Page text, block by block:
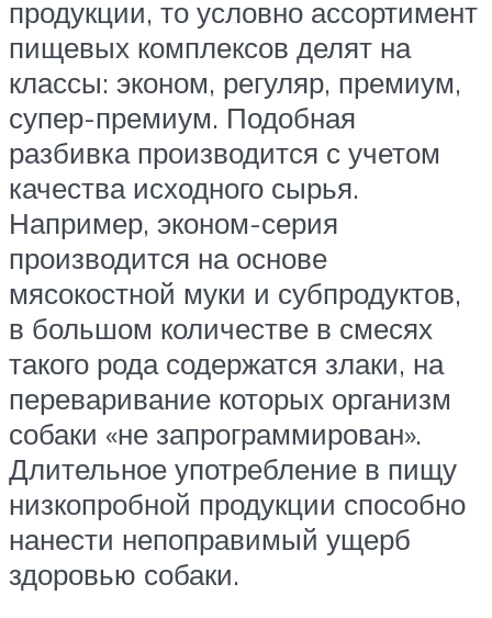
продукции, то условно ассортимент
пищевых комплексов делят на
классы: эконом, регуляр, премиум,
супер-премиум. Подобная
разбивка производится с учетом
качества исходного сырья.
Например, эконом-серия
производится на основе
мясокостной муки и субпродуктов,
в большом количестве в смесях
такого рода содержатся злаки, на
переваривание которых организм
собаки «не запрограммирован».
Длительное употребление в пищу
низкопробной продукции способно
нанести непоправимый ущерб
здоровью собаки.